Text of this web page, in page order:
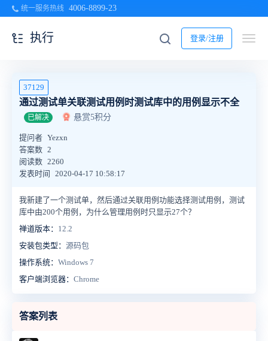
统一服务热线 4006-8899-23
登录/注册
执行
37129
通过测试单关联测试用例时测试库中的用例显示不全
已解决 悬赏5积分
提问者 Yezxn
答案数 2
阅读数 2260
发表时间
2020-04-17 10:58:17
我新建了一个测试单，然后通过关联用例功能选择测试用例，测试
库中由200个用例，为什么管理用例时只显示27个？
禅道版本： 12.2
安装包类型： 源码包
操作系统： Windows 7
客户端浏览器： Chrome
答案列表